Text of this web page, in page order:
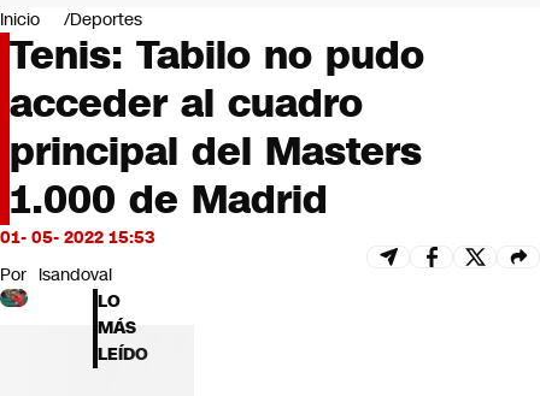
Negocios
Deportes
Programas completos
Cultura
Servicios
Bits
CNN tiempo
Futuro 360
Inicio Deportes
Tenis: Tabilo no pudo
acceder al cuadro
principal del Masters
1.000 de Madrid
01- 05- 2022 15:53
Por lsandoval
LO
MÁS
LEÍDO